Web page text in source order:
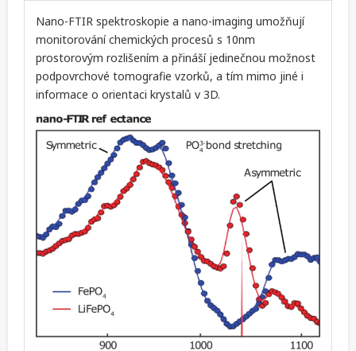
Nano-FTIR spektroskopie a nano-imaging umožňují
monitorování chemických procesů s 10nm
prostorovým rozlišením a přináší jedinečnou možnost
podpovrchové tomografie vzorků, a tím mimo jiné i
informace o orientaci krystalů v 3D.